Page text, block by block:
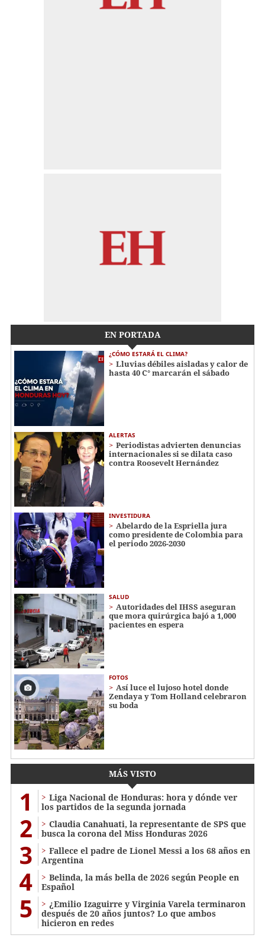
EN PORTADA
¿CÓMO ESTARÁ EL CLIMA?
Lluvias débiles aisladas y calor de
hasta 40 C° marcarán el sábado
ALERTAS
Periodistas advierten denuncias
internacionales si se dilata caso
contra Roosevelt Hernández
INVESTIDURA
Abelardo de la Espriella jura
como presidente de Colombia para
el periodo 2026-2030
SALUD
Autoridades del IHSS aseguran
que mora quirúrgica bajó a 1,000
pacientes en espera
FOTOS
Así luce el lujoso hotel donde
Zendaya y Tom Holland celebraron
su boda
MÁS VISTO
1
Liga Nacional de Honduras: hora y dónde ver
los partidos de la segunda jornada
2
Claudia Canahuati, la representante de SPS que
busca la corona del Miss Honduras 2026
3
Fallece el padre de Lionel Messi a los 68 años en
Argentina
4
Belinda, la más bella de 2026 según People en
Español
5
¿Emilio Izaguirre y Virginia Varela terminaron
después de 20 años juntos? Lo que ambos
hicieron en redes